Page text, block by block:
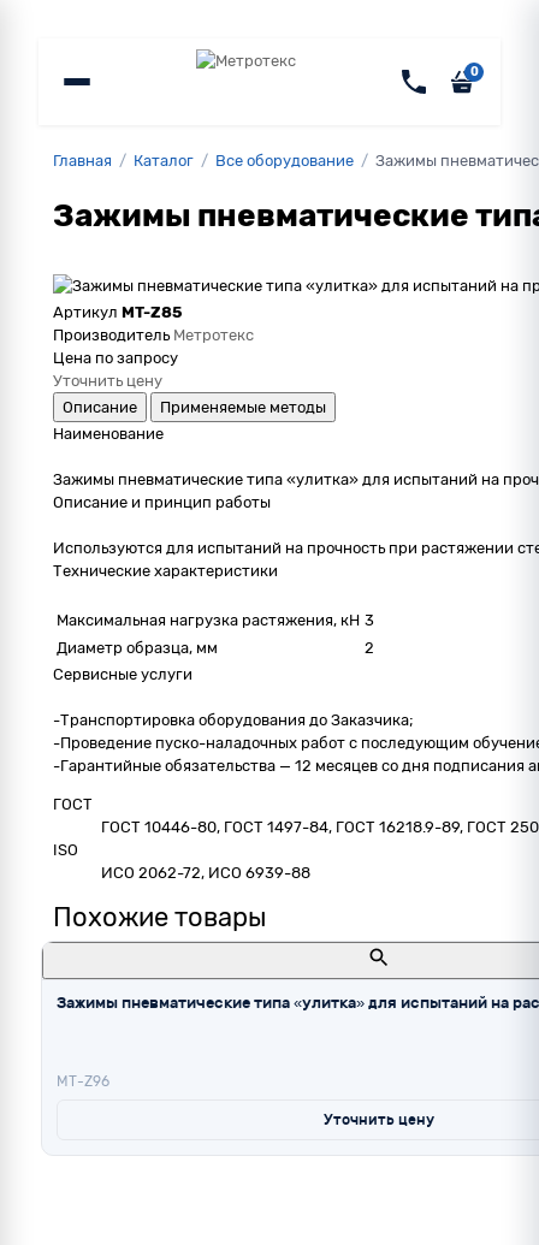
0
Главная / Каталог / Все оборудование / Зажимы
Зажимы пневматические
Артикул MT-Z85
Производитель Метротекс
Цена по запросу
Уточнить цену
Описание
Применяемые методы
Наименование
Зажимы пневматические типа «улитка» для испытаний на
Описание и принцип работы
Используются для испытаний на прочность при растяжении
Технические характеристики
Максимальная нагрузка растяжения, кН 3
Диаметр образца, мм
2
Сервисные услуги
-Транспортировка оборудования до Заказчика;
-Проведение пуско-наладочных работ с последующим
-Гарантийные обязательства — 12 месяцев со дня подписания
ГОСТ
ГОСТ 10446-80, ГОСТ 1497-84, ГОСТ 16218.9-89, ГОСТ
ISO
ИСО 2062-72, ИСО 6939-88
Похожие товары
Зажимы пневматические типа «улитка» для испытаний на
МТ-Z96
Уточнить цену